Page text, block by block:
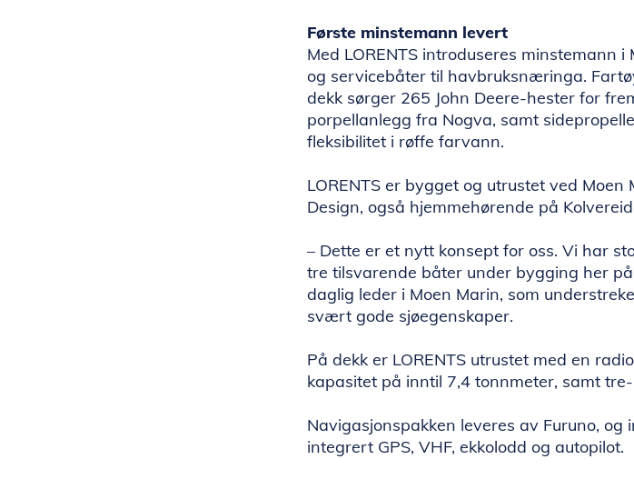
Første minstemann levert
Med LORENTS introduseres minstemann
og servicebåter til havbruksnæringa.
dekk sørger 265 John Deere-hester for
porpellanlegg fra Nogva, samt
fleksibilitet i røffe farvann.
LORENTS er bygget og utrustet ved
Design, også hjemmehørende på
– Dette er et nytt konsept for oss. Vi har
tre tilsvarende båter under bygging her
daglig leder i Moen Marin, som
svært gode sjøegenskaper.
På dekk er LORENTS utrustet med en
kapasitet på inntil 7,4 tonnmeter, samt
Navigasjonspakken leveres av Furuno,
integrert GPS, VHF, ekkolodd og autopilot.